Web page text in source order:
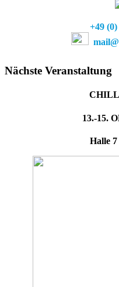
+49 (0)
Nächste Veranstaltung
13.-15.
Halle